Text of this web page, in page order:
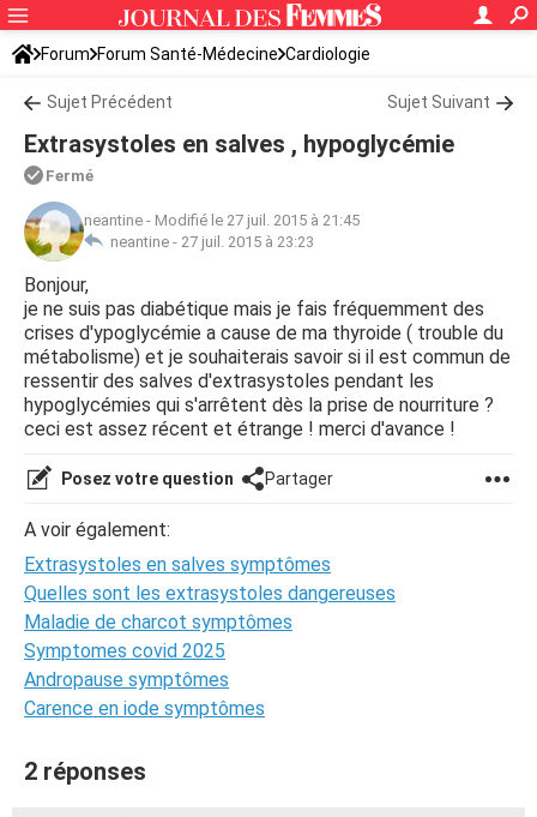
Forum Forum Santé-Médecine Cardiologie
Sujet Précédent Sujet Suivant
Extrasystoles en salves , hypoglycémie
Fermé
neantine - Modifié le 27 juil. 2015 à 21:45
neantine - 27 juil. 2015 à 23:23
Bonjour,
je ne suis pas diabétique mais je fais fréquemment des
crises d'ypoglycémie a cause de ma thyroide ( trouble du
métabolisme) et je souhaiterais savoir si il est commun de
ressentir des salves d'extrasystoles pendant les
hypoglycémies qui s'arrêtent dès la prise de nourriture ?
ceci est assez récent et étrange ! merci d'avance !
Posez votre question Partager
A voir également:
Extrasystoles en salves symptômes
Quelles sont les extrasystoles dangereuses
Maladie de charcot symptômes
Symptomes covid 2025
Andropause symptômes
Carence en iode symptômes
2 réponses